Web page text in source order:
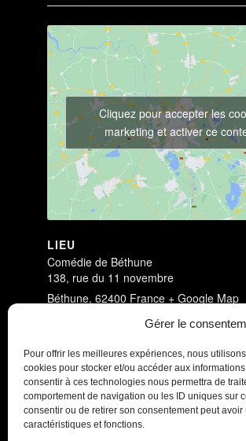
Gérer le
Pour offrir les meilleures expériences, nous
cookies pour stocker et/ou accéder aux
consentir à ces technologies nous permettra de
comportement de navigation ou les ID uniques sur
consentir ou de retirer son consentement peut
caractéristiques et fonctions.
LIEU
Comédie de Béthune
138, rue du 11 novembre
Béthune, 62400 France + Google Map
Cliquez pour accepter les
marketing et activer ce
Dark Circus